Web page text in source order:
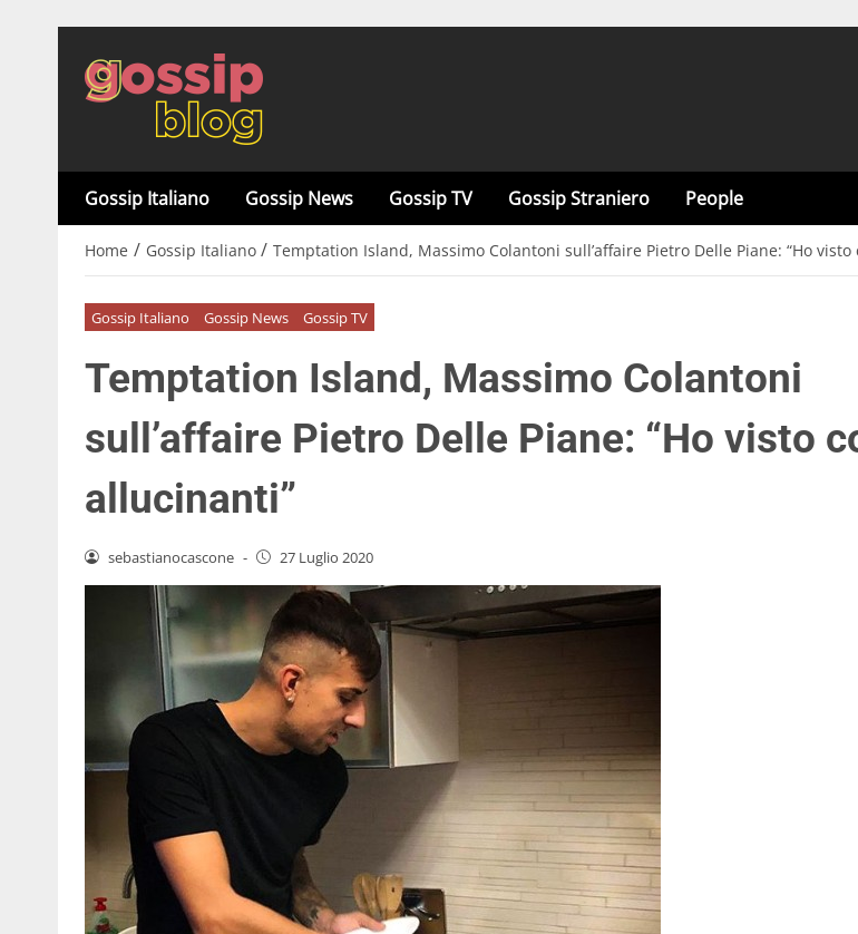
Gossip Italiano Gossip News Gossip TV Gossip Straniero People
Home / Gossip Italiano / Temptation Island, Massimo Colantoni sull’affaire Pietro Delle Piane: “Ho
Gossip Italiano Gossip News Gossip TV
Temptation Island, Massimo Colantoni
sull’affaire Pietro Delle Piane: “Ho visto
allucinanti”
sebastianocascone - 27 Luglio 2020